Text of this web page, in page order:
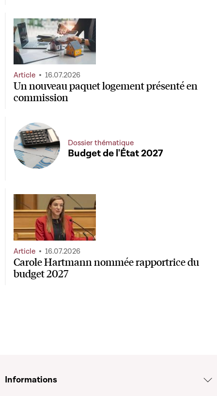
Un nouveau paquet logement présenté en
commission
Article 16.07.2026
Budget de l'État 2027
Dossier thématique
Carole Hartmann nommée rapportrice du
budget 2027
Article 16.07.2026
Informations